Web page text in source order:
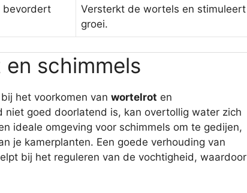
bevordert
Versterkt de wortels en stimuleert
groei.
schimmels
het voorkomen van wortelrot en
niet goed doorlatend is, kan overtollig water zich
ideale omgeving voor schimmels om te gedijen,
je kamerplanten. Een goede verhouding van
bij het reguleren van de vochtigheid, waardoor